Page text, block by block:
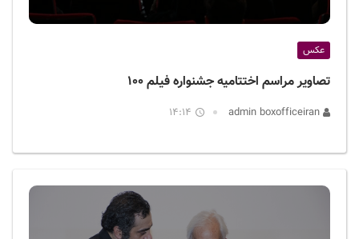
عکس
تصاویر مراسم اختتامیه جشنواره فیلم ۱۰۰
14:14